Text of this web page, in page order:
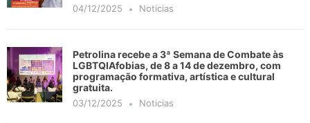
04/12/2025 Noticias
Petrolina recebe a 3ª Semana de Combate às
LGBTQIAfobias, de 8 a 14 de dezembro, com
programação formativa, artística e cultural
gratuita.
03/12/2025 Noticias